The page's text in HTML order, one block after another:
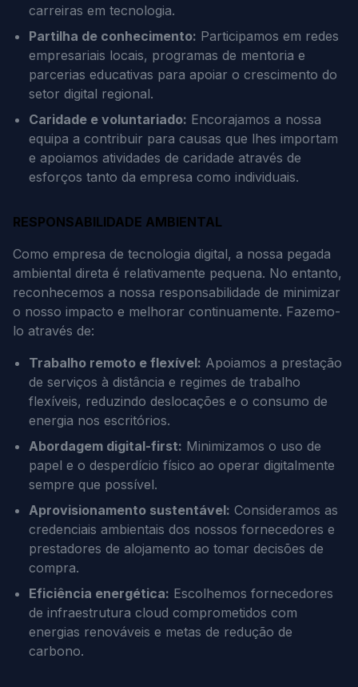
carreiras em tecnologia.
Partilha de conhecimento: Participamos em redes
empresariais locais, programas de mentoria e
parcerias educativas para apoiar o crescimento do
setor digital regional.
Caridade e voluntariado: Encorajamos a nossa
equipa a contribuir para causas que lhes importam
e apoiamos atividades de caridade através de
esforços tanto da empresa como individuais.
RESPONSABILIDADE AMBIENTAL
Como empresa de tecnologia digital, a nossa pegada
ambiental direta é relativamente pequena. No entanto,
reconhecemos a nossa responsabilidade de minimizar
o nosso impacto e melhorar continuamente. Fazemo-
lo através de:
Trabalho remoto e flexível: Apoiamos a prestação
de serviços à distância e regimes de trabalho
flexíveis, reduzindo deslocações e o consumo de
energia nos escritórios.
Abordagem digital-first: Minimizamos o uso de
papel e o desperdício físico ao operar digitalmente
sempre que possível.
Aprovisionamento sustentável: Consideramos as
credenciais ambientais dos nossos fornecedores e
prestadores de alojamento ao tomar decisões de
compra.
Eficiência energética: Escolhemos fornecedores
de infraestrutura cloud comprometidos com
energias renováveis e metas de redução de
carbono.